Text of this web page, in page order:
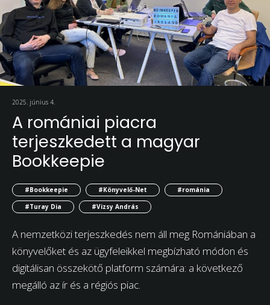
2025. június 4.
A romániai piacra
terjeszkedett a magyar
Bookkeepie
#Bookkeepie #Könyvelő-Net
#románia
#Turay Dia
#Vizsy András
A nemzetközi terjeszkedés nem áll meg Romániában a
könyvelőket és az ügyfeleikkel megbízható módon és
digitálisan összekötő platform számára: a következő
megálló az ír és a régiós piac.